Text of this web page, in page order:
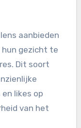
aanbieden
gezicht te
Dit soort
likes op
van het